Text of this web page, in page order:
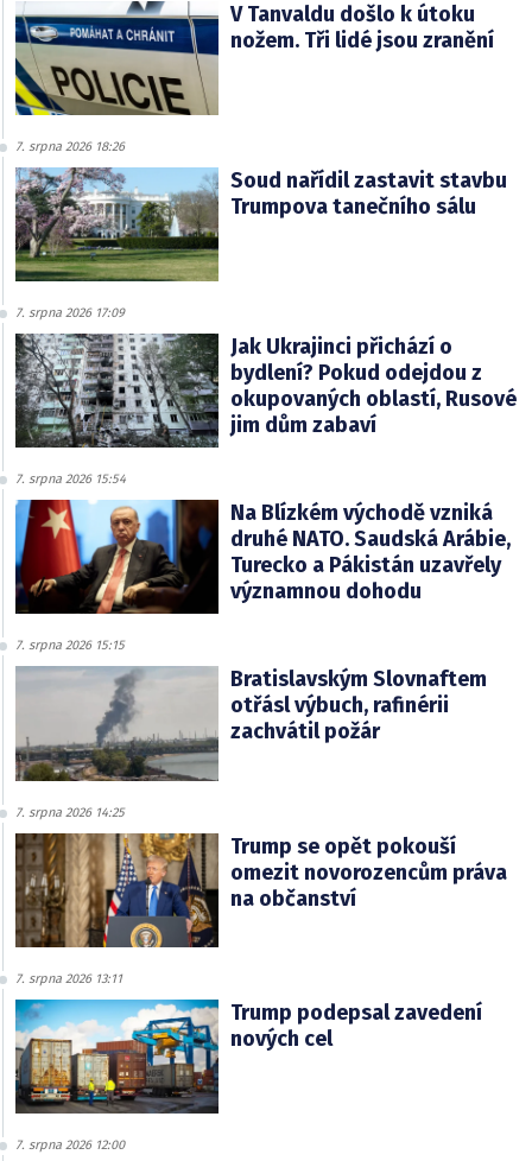
V Tanvaldu došlo k útoku
nožem. Tři lidé jsou zranění
7. srpna 2026 18:26
Soud nařídil zastavit stavbu
Trumpova tanečního sálu
7. srpna 2026 17:09
Jak Ukrajinci přichází o
bydlení? Pokud odejdou z
okupovaných oblastí, Rusové
jim dům zabaví
7. srpna 2026 15:54
Na Blízkém východě vzniká
druhé NATO. Saudská Arábie,
Turecko a Pákistán uzavřely
významnou dohodu
7. srpna 2026 15:15
Bratislavským Slovnaftem
otřásl výbuch, rafinérii
zachvátil požár
7. srpna 2026 14:25
Trump se opět pokouší
omezit novorozencům práva
na občanství
7. srpna 2026 13:11
Trump podepsal zavedení
nových cel
7. srpna 2026 12:00